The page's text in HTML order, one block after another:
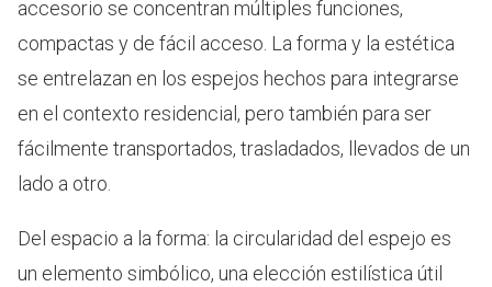
accesorio se concentran múltiples funciones,
compactas y de fácil acceso. La forma y la estética
se entrelazan en los espejos hechos para integrarse
en el contexto residencial, pero también para ser
fácilmente transportados, trasladados, llevados de un
lado a otro.
Del espacio a la forma: la circularidad del espejo es
un elemento simbólico, una elección estilística útil